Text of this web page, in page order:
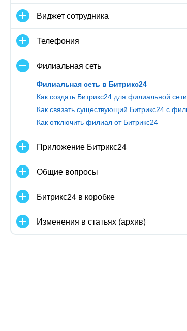
Виджет сотрудника
Телефония
Филиальная сеть
Филиальная сеть в Битрикс24
Как создать Битрикс24 для филиальной сети
Как отключить филиал от Битрикс24
Приложение Битрикс24
Общие вопросы
Битрикс24 в коробке
Изменения в статьях (архив)